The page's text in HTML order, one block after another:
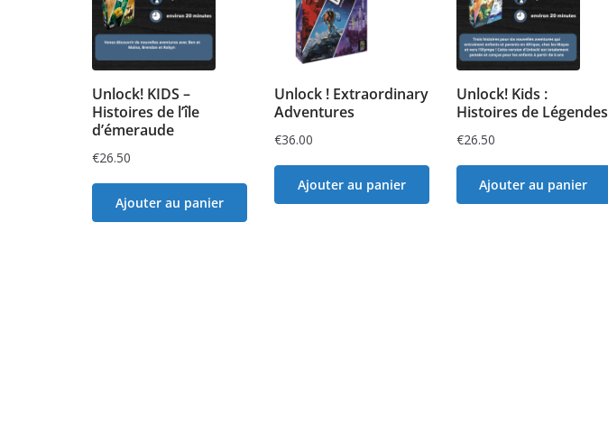
Unlock! KIDS –
Histoires de l’île
d’émeraude
€26.50
Ajouter au panier
Unlock ! Extraordinary
Adventures
€36.00
Ajouter au panier
Unlock! Kids :
Histoires de Légendes
€26.50
Ajouter au panier